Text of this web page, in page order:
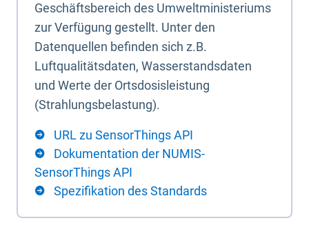
Geschäftsbereich des Umweltministeriums
zur Verfügung gestellt. Unter den
Datenquellen befinden sich z.B.
Luftqualitätsdaten, Wasserstandsdaten
und Werte der Ortsdosisleistung
(Strahlungsbelastung).
URL zu SensorThings API
Dokumentation der NUMIS-
SensorThings API
Spezifikation des Standards